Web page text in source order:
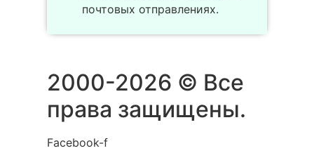
почтовых отправлениях.
2000-2026 © Все
права защищены.
Facebook-f